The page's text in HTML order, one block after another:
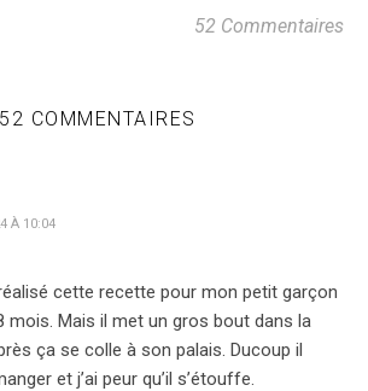
52 Commentaires
52 COMMENTAIRES
À 10:04
cette recette pour mon petit garçon
mois. Mais il met un gros bout dans la
ça se colle à son palais. Ducoup il
et j’ai peur qu’il s’étouffe.